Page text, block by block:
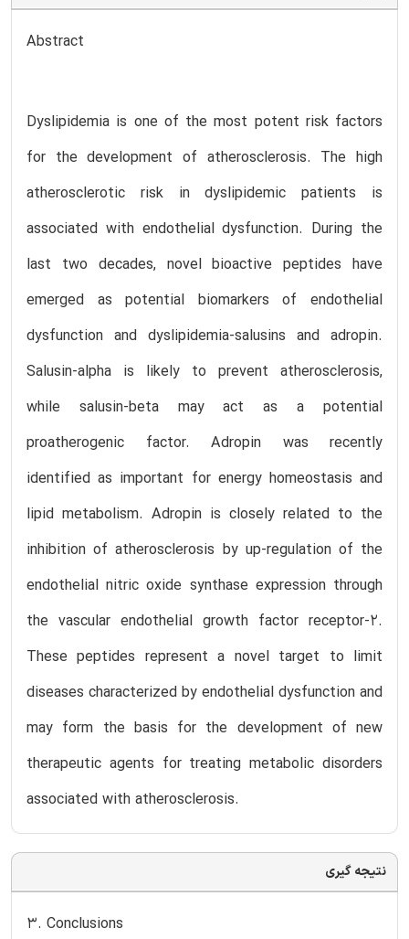
Abstract
Dyslipidemia is one of the most potent risk factors
for the development of atherosclerosis. The high
atherosclerotic risk in dyslipidemic patients is
associated with endothelial dysfunction. During the
last two decades, novel bioactive peptides have
emerged as potential biomarkers of endothelial
dysfunction and dyslipidemia-salusins and adropin.
Salusin-alpha is likely to prevent atherosclerosis,
while salusin-beta may act as a potential
proatherogenic factor. Adropin was recently
identified as important for energy homeostasis and
lipid metabolism. Adropin is closely related to the
inhibition of atherosclerosis by up-regulation of the
endothelial nitric oxide synthase expression through
the vascular endothelial growth factor receptor-2.
These peptides represent a novel target to limit
diseases characterized by endothelial dysfunction and
may form the basis for the development of new
therapeutic agents for treating metabolic disorders
associated with atherosclerosis.
نتیجه گیری
3. Conclusions